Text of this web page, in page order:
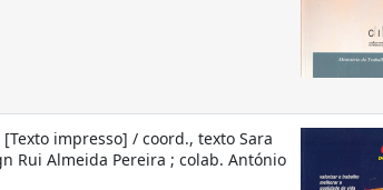
impresso] / coord., texto Sara
Rui Almeida Pereira ; colab. António